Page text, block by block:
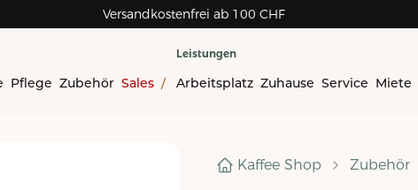
Versandkostenfrei ab 100 CHF
Rechnungskauf für Geschäftskunden
Pflege Zubehör Sales /
Leistungen
Arbeitsplatz Zuhause Service Miete
Kaffee Shop Zubehör